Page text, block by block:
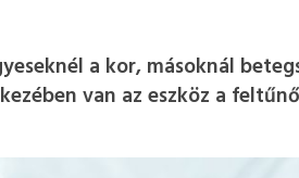
a kor, másoknál
van az eszköz a